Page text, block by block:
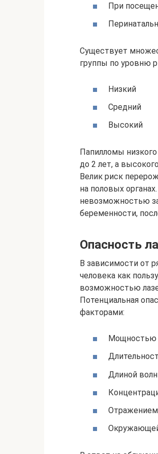
При
Существует
группы по уровню
Низкий
Средний
Высокий
Папилломы
до 2 лет, а
Велик риск
на половых
невозможностью
беременности,
Опасность
В зависимости от
человека как
возможностью
Потенциальная
факторами:
Мощностью
Длиной
Отражением